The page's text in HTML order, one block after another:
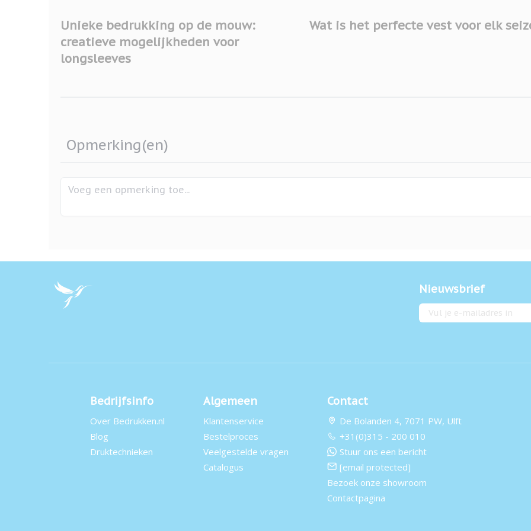
Unieke bedrukking op de mouw:
creatieve mogelijkheden voor
longsleeves
Wat is het perfecte vest voor elk
Opmerking(en)
Nieuwsbrief
E-mailadres
Bedrijfsinfo
Over Bedrukken.nl
Blog
Druktechnieken
Algemeen
Klantenservice
Bestelproces
Veelgestelde vragen
Catalogus
Contact
De Bolanden 4, 7071 PW, Ulft
+31(0)315 - 200 010
Stuur ons een bericht
[email protected]
Bezoek onze showroom
Contactpagina